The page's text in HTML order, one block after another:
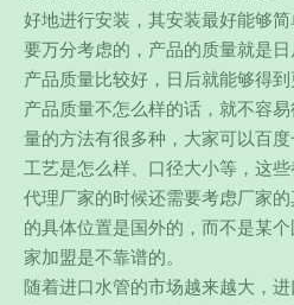
好地进行安装，其安装最好能够
要万分考虑的，产品的质量就是
产品质量比较好，日后就能够得
产品质量不怎么样的话，就不容
量的方法有很多种，大家可以百
工艺是怎么样、口径大小等，这
代理厂家的时候还需要考虑厂家
的具体位置是国外的，而不是某
家加盟是不靠谱的。
随着进口水管的市场越来越大，